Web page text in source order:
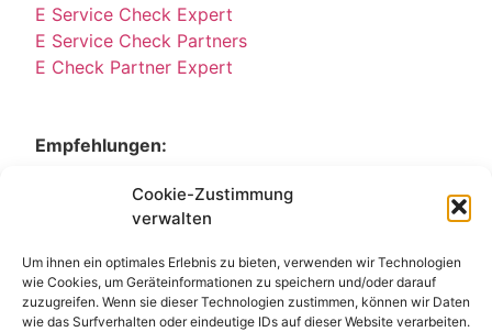
Cookie-Zustimmung
verwalten
Um ihnen ein optimales Erlebnis zu bieten, verwenden wir Technologien
wie Cookies, um Geräteinformationen zu speichern und/oder darauf
zuzugreifen. Wenn sie dieser Technologien zustimmen, können wir Daten
wie das Surfverhalten oder eindeutige IDs auf dieser Website verarbeiten.
E Service Check Expert
E Service Check Partners
E Check Partner Expert
Empfehlungen:
Top Prüfservice Expert
Top Prüfservice GmbH
Sicherheitsprüfungen Partners
Sicherheitsprüfungen Expert